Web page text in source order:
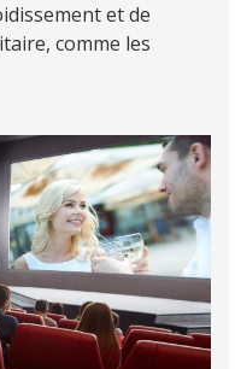
et de
comme les